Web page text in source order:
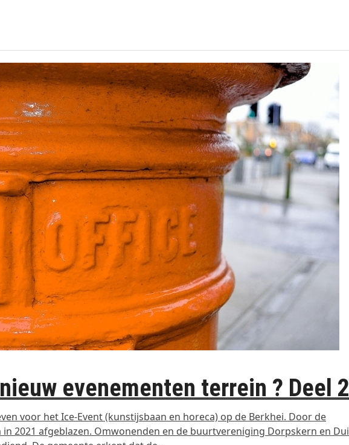
evenementen terrein ? Deel 2
voor het Ice-Event (kunstijsbaan en horeca) op de Berkhei. Door de
2021 afgeblazen. Omwonenden en de buurtvereniging Dorpskern en